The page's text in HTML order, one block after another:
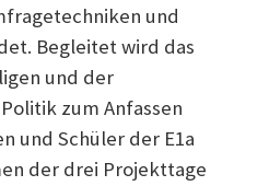
und
Begleitet wird das
und der
zum Anfassen
und Schüler der E1a
der drei Projekttage